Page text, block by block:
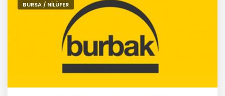
BURSA / NİLÜFER